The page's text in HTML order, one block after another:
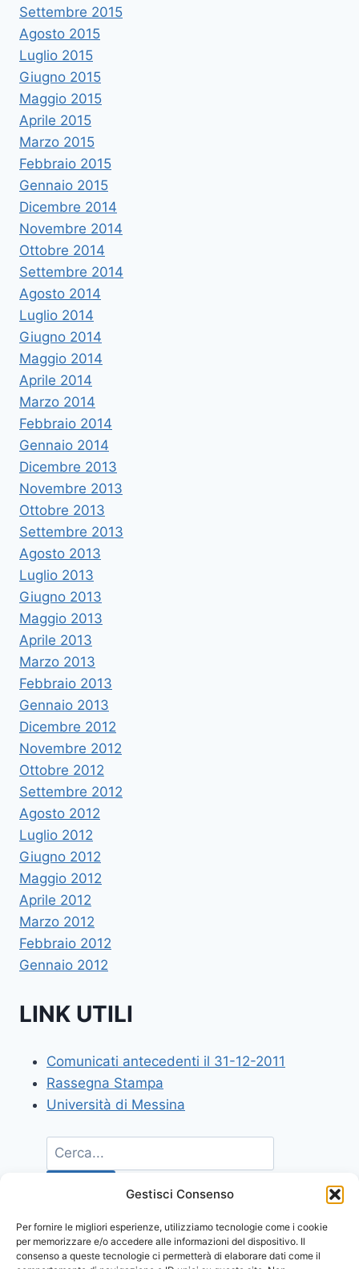
Gestisci Consenso
Per fornire le migliori esperienze, utilizziamo tecnologie come i cookie
per memorizzare e/o accedere alle informazioni del dispositivo. Il
consenso a queste tecnologie ci permetterà di elaborare dati come il
Settembre 2015
Agosto 2015
Luglio 2015
Giugno 2015
Maggio 2015
Aprile 2015
Marzo 2015
Febbraio 2015
Gennaio 2015
Dicembre 2014
Novembre 2014
Ottobre 2014
Settembre 2014
Agosto 2014
Luglio 2014
Giugno 2014
Maggio 2014
Aprile 2014
Marzo 2014
Febbraio 2014
Gennaio 2014
Dicembre 2013
Novembre 2013
Ottobre 2013
Settembre 2013
Agosto 2013
Luglio 2013
Giugno 2013
Maggio 2013
Aprile 2013
Marzo 2013
Febbraio 2013
Gennaio 2013
Dicembre 2012
Novembre 2012
Ottobre 2012
Settembre 2012
Agosto 2012
Luglio 2012
Giugno 2012
Maggio 2012
Aprile 2012
Marzo 2012
Febbraio 2012
Gennaio 2012
LINK UTILI
Comunicati antecedenti il 31-12-2011
Rassegna Stampa
Università di Messina